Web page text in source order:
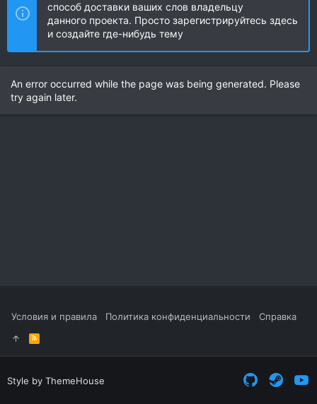
способ доставки ваших слов владельцу
данного проекта. Просто зарегистрируйтесь здесь
и создайте где-нибудь тему
An error occurred while the page was being generated. Please
try again later.
Условия и правила Политика конфиденциальности Справка
R
S
S
Style by ThemeHouse